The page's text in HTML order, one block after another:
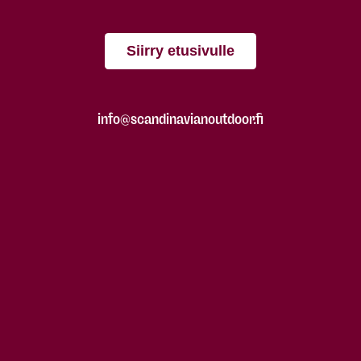
Siirry etusivulle
info@scandinavianoutdoor.fi